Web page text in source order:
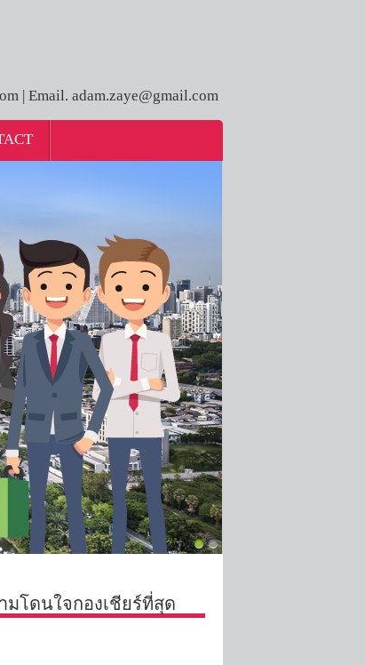
| Email. adam.zaye@gmail.com
มโดนใจกองเชียร์ที่สุด